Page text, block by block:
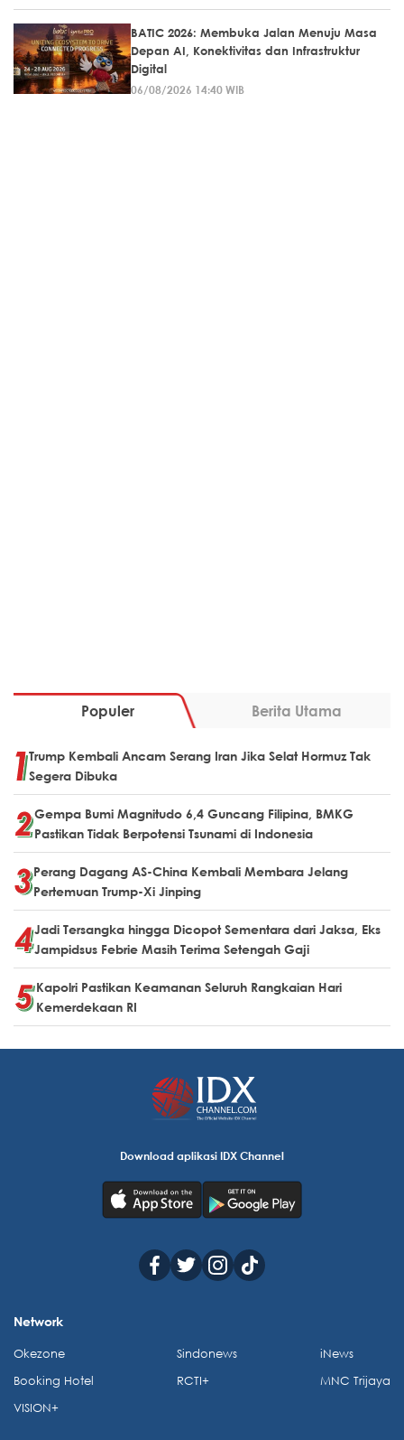
BATIC 2026: Membuka Jalan Menuju Masa
Depan AI, Konektivitas dan Infrastruktur
Digital
06/08/2026 14:40 WIB
Populer Berita Utama
Trump Kembali Ancam Serang Iran Jika Selat Hormuz Tak
Segera Dibuka
Gempa Bumi Magnitudo 6,4 Guncang Filipina, BMKG
Pastikan Tidak Berpotensi Tsunami di Indonesia
Perang Dagang AS-China Kembali Membara Jelang
Pertemuan Trump-Xi Jinping
Jadi Tersangka hingga Dicopot Sementara dari Jaksa, Eks
Jampidsus Febrie Masih Terima Setengah Gaji
Kapolri Pastikan Keamanan Seluruh Rangkaian Hari
Kemerdekaan RI
Download aplikasi IDX Channel
Network
Okezone
Booking Hotel
VISION+
Sindonews
RCTI+
iNews
MNC Trijaya